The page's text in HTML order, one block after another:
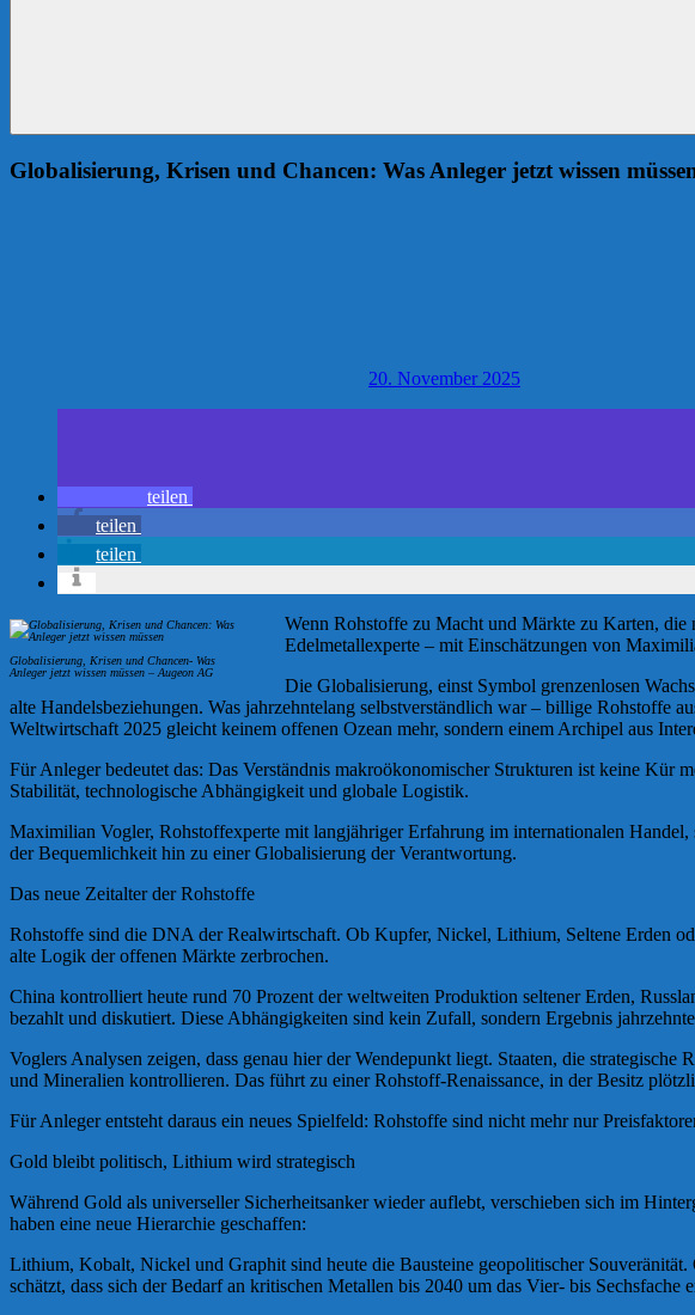
Globalisierung, Krisen und Chancen: Was Anleger jetzt wissen
20. November 2025
teilen
teilen
teilen
Globalisierung, Krisen und Chancen- Was
Anleger jetzt wissen müssen – Augeon AG
Wenn Rohstoffe zu Macht und Märkte zu Karten,
Edelmetallexperte – mit Einschätzungen von
Die Globalisierung, einst Symbol grenzenlosen
alte Handelsbeziehungen. Was jahrzehntelang selbstverständlich war – billige Rohstoffe
Weltwirtschaft 2025 gleicht keinem offenen Ozean mehr, sondern einem Archipel aus
Für Anleger bedeutet das: Das Verständnis makroökonomischer Strukturen ist keine
Stabilität, technologische Abhängigkeit und globale Logistik.
Maximilian Vogler, Rohstoffexperte mit langjähriger Erfahrung im internationalen
der Bequemlichkeit hin zu einer Globalisierung der Verantwortung.
Das neue Zeitalter der Rohstoffe
Rohstoffe sind die DNA der Realwirtschaft. Ob Kupfer, Nickel, Lithium, Seltene Erden
alte Logik der offenen Märkte zerbrochen.
China kontrolliert heute rund 70 Prozent der weltweiten Produktion seltener Erden,
bezahlt und diskutiert. Diese Abhängigkeiten sind kein Zufall, sondern Ergebnis
Voglers Analysen zeigen, dass genau hier der Wendepunkt liegt. Staaten, die
und Mineralien kontrollieren. Das führt zu einer Rohstoff-Renaissance, in der Besitz
Für Anleger entsteht daraus ein neues Spielfeld: Rohstoffe sind nicht mehr nur
Gold bleibt politisch, Lithium wird strategisch
Während Gold als universeller Sicherheitsanker wieder auflebt, verschieben sich im
haben eine neue Hierarchie geschaffen:
Lithium, Kobalt, Nickel und Graphit sind heute die Bausteine geopolitischer
schätzt, dass sich der Bedarf an kritischen Metallen bis 2040 um das Vier- bis Sechsfache